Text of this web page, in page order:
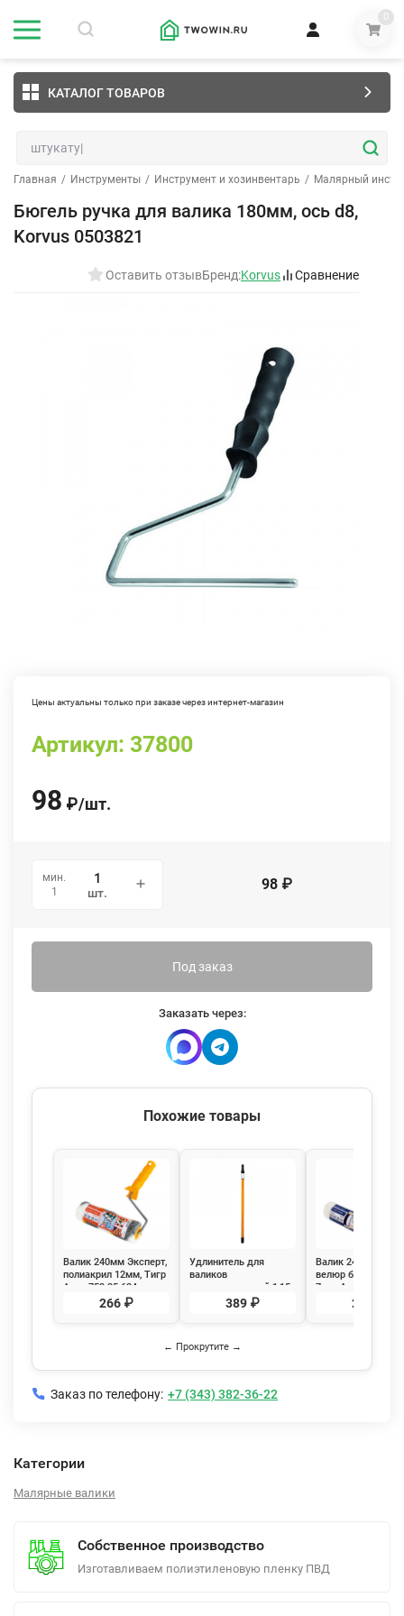
0
КАТАЛОГ ТОВАРОВ
Главная / Инструменты / Инструмент и хозинвентарь / Малярный
Бюгель ручка для валика 180мм, ось d8,
Korvus 0503821
Оставить отзывБренд:Korvus Сравнение
Цены актуальны только при заказе через интернет-магазин
Артикул: 37800
98 ₽/шт.
мин.
1
шт. 98 ₽
Под заказ
Заказать через:
Похожие товары
Валик 240мм Эксперт,
полиакрил 12мм, Тигр
Акор 752 35 624
266 ₽
Удлинитель для
валиков
телескопический 1,15-
2м, Бибер 31901
389 ₽
Валик 240мм
велюр белый ворс
7мм, Акор 724 35
245 ₽
← Прокрутите →
Заказ по телефону: +7 (343) 382-36-22
Категории
Малярные валики
Собственное производство
Изготавливаем полиэтиленовую пленку ПВД